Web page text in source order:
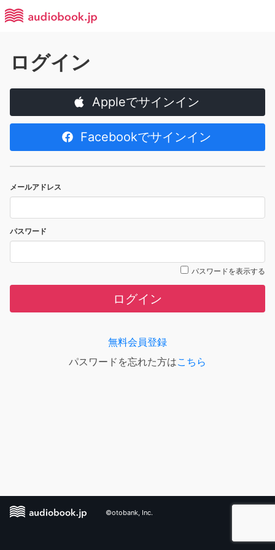
ログイン
Appleでサインイン
Facebookでサインイン
メールアドレス
パスワード
パスワードを表示する
ログイン
無料会員登録
パスワードを忘れた方はこちら
©otobank, Inc.